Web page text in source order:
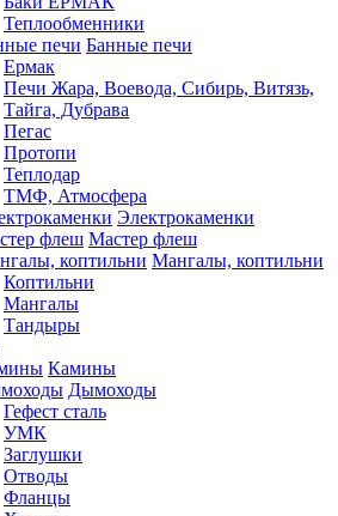
Теплообменники
Банные печи
Ермак
Печи Жара, Воевода, Сибирь, Витязь,
Тайга, Дубрава
Пегас
Протопи
Теплодар
ТМФ, Атмосфера
Электрокаменки
Мастер флеш
Мангалы, коптильни
Коптильни
Мангалы
Тандыры
Камины
Дымоходы
Гефест сталь
УМК
Заглушки
Отводы
Фланцы